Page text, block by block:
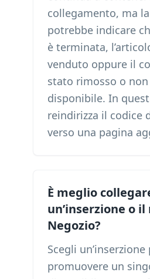
collegamento, ma
potrebbe indicare
è terminata,
venduto oppure il
stato rimosso o
disponibile. In
reindirizza il codice
verso una pagina
È meglio
un’inserzione o il
Negozio?
Scegli un’inserzione
promuovere un